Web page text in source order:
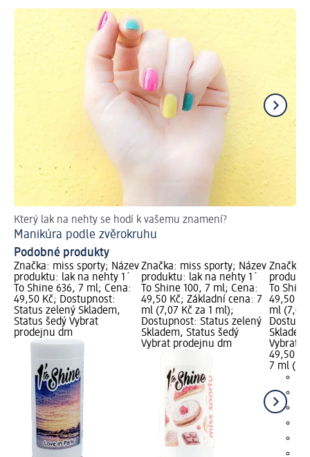
Který lak na nehty se hodí k vašemu znamení?
Manikúra podle zvěrokruhu
Podobné produkty
Značka: miss sporty; Název
produktu: lak na nehty 1´
To Shine 636, 7 ml; Cena:
49,50 Kč; Dostupnost:
Status zelený Skladem,
Status šedý Vybrat
prodejnu dm
Značka: miss sporty; Název
produktu: lak na nehty 1´
To Shine 100, 7 ml; Cena:
49,50 Kč; Základní cena: 7
ml (7,07 Kč za 1 ml);
Dostupnost: Status zelený
Skladem, Status šedý
Vybrat prodejnu dm
Značka:
To
49,50
ml (7,07
Vybrat
49,50 Kč
7 ml